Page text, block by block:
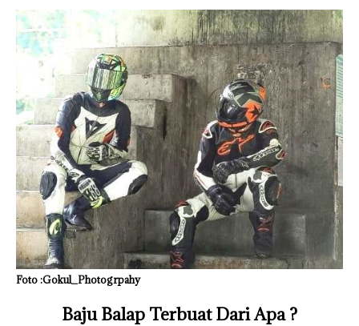
Foto :Gokul_Photogrpahy
Baju Balap Terbuat Dari Apa ?